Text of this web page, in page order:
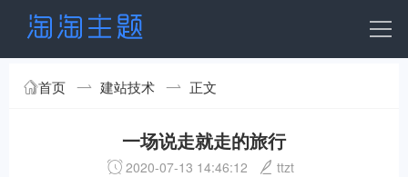
首页 建站技术 正文
一场说走就走的旅行
2020-07-13 14:46:12 ttzt